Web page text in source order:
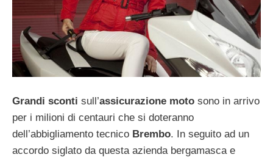
Grandi sconti sull’assicurazione moto sono in arrivo
per i milioni di centauri che si doteranno
dell’abbigliamento tecnico Brembo. In seguito ad un
accordo siglato da questa azienda bergamasca e